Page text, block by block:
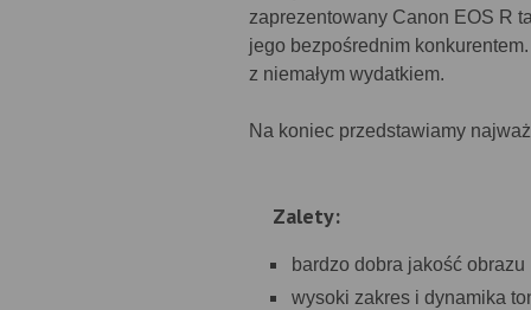
zaprezentowany Canon EOS R
jego bezpośrednim
z niemałym wydatkiem.
Na koniec przedstawiamy
Zalety:
bardzo dobra jakość
wysoki zakres i dynamika